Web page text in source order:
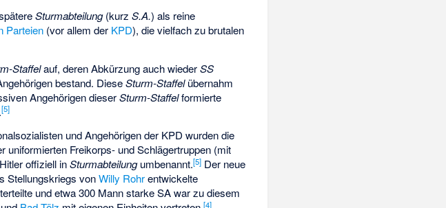
Sturmabteilung(kurzS.A.) als reine
Parteien (vor allem der KPD), die vielfach zu brutalen
Staffelauf, deren Abkürzung auch wiederSS
bestand. DieseSturm-Staffelübernahm
Angehörigen dieserSturm-Staffelformierte
[5]
und Angehörigen der KPD wurden die
uniformierten Freikorps- und Schlägertruppen (mit
offiziell inSturmabteilungumbenannt.[5] Der neue
Stellungskriegs vonWilly Rohrentwickelte
und etwa 300 Mann starke SA war zu diesem
[4]